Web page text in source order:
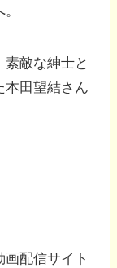
敵な紳士と
本田望結さん
配信サイト